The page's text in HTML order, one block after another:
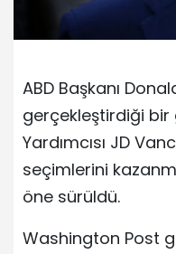
ABD Başkanı
gerçekleştirdiği bir
Yardımcısı JD
seçimlerini
öne sürüldü.
Washington Post